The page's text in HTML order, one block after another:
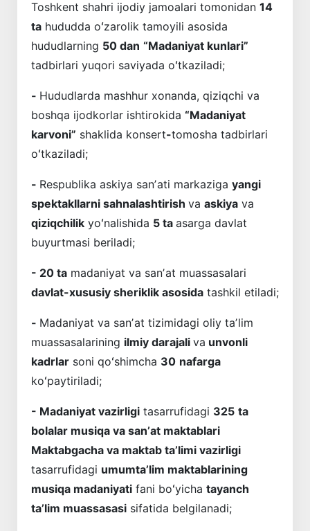
Toshkent shahri ijodiy jamoalari tomonidan 14
ta hududda oʻzarolik tamoyili asosida
hududlarning 50 dan “Madaniyat kunlari”
tadbirlari yuqori saviyada oʻtkaziladi;
- Hududlarda mashhur xonanda, qiziqchi va
boshqa ijodkorlar ishtirokida “Madaniyat
karvoni” shaklida konsert-tomosha tadbirlari
oʻtkaziladi;
- Respublika askiya sanʼati markaziga yangi
spektakllarni sahnalashtirish va askiya va
qiziqchilik yoʻnalishida 5 ta asarga davlat
buyurtmasi beriladi;
- 20 ta madaniyat va sanʼat muassasalari
davlat-xususiy sheriklik asosida tashkil etiladi;
- Madaniyat va sanʼat tizimidagi oliy taʼlim
muassasalarining ilmiy darajali va unvonli
kadrlar soni qoʻshimcha 30 nafarga
koʻpaytiriladi;
- Madaniyat vazirligi tasarrufidagi 325 ta
bolalar musiqa va sanʼat maktablari
Maktabgacha va maktab taʼlimi vazirligi
tasarrufidagi umumtaʼlim maktablarining
musiqa madaniyati fani boʻyicha tayanch
taʼlim muassasasi sifatida belgilanadi;